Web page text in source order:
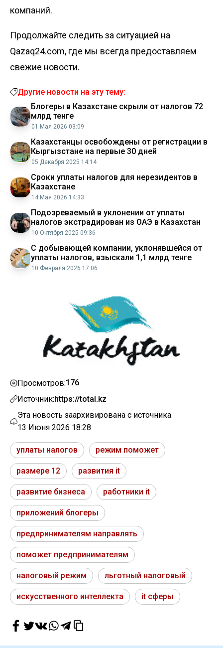
компаний.
Продолжайте следить за ситуацией на
Qazaq24.com, где мы всегда предоставляем
свежие новости.
Другие новости на эту тему:
Блогеры в Казахстане скрыли от налогов 72
млрд тенге
01 Мая 2026 03:09
Казахстанцы освобождены от регистрации в
Кыргызстане на первые 30 дней
05 Декабря 2025 14:14
Сроки уплаты налогов для нерезидентов в
Казахстане
14 Мая 2026 14:33
Подозреваемый в уклонении от уплаты
налогов экстрадирован из ОАЭ в Казахстан
10 Октября 2025 09:36
С добывающей компании, уклонявшейся от
уплаты налогов, взыскали 1,1 млрд тенге
10 Февраля 2026 17:06
Просмотров:176
Источник:https://total.kz
Эта новость заархивирована с источника
13 Июня 2026 18:28
уплаты налогов режим поможет
размере 12 развития it
развитие бизнеса работники it
приложений блогеры
предпринимателям направлять
поможет предпринимателям
налоговый режим льготный налоговый
искусственного интеллекта it сферы